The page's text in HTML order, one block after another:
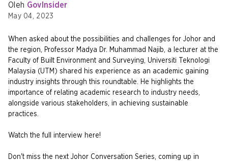
Oleh GovInsider
May 04, 2023
When asked about the possibilities and challenges for Johor and
the region, Professor Madya Dr. Muhammad Najib, a lecturer at the
Faculty of Built Environment and Surveying, Universiti Teknologi
Malaysia (UTM) shared his experience as an academic gaining
industry insights through this roundtable. He highlights the
importance of relating academic research to industry needs,
alongside various stakeholders, in achieving sustainable
practices.
Watch the full interview here!
Don't miss the next Johor Conversation Series, coming up in